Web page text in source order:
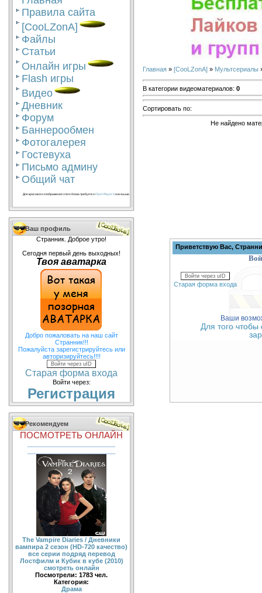
Правила сайта
[CooLZonA]
Файлы
Статьи
Онлайн игры
Flash игры
Видео
Дневник
Форум
Баннерообмен
Фотогалерея
Гостевуха
Письмо админу
Общий чат
Для красивого отображения этого блока требуетсяFlash Player 9или выше.
Ваш профиль
Странник. Доброе утро!
Сегодня первый день выходных!
Твоя аватарка
Добро пожаловать на наш сайт
Странник!!!
Пожалуйста зарегистрируйтесь или
авторизируйтесь!!!!
Войти через uID
Старая форма входа
Войти через:
Регистрация
Рекомендуем
ПОСМОТРЕТЬ ОНЛАЙН
The Vampire Diaries / Дневники
вампира 2 сезон (HD-720 качество)
все серии подряд перевод
Лостфилм и Кубик в кубе (2010)
смотреть онлайн
Посмотрели: 1783 чел.
Категория:
Драма
Главная » [CooLZonA] » Мультсериалы
В категории видеоматериалов: 0
Сортировать по:
Не найдено
Приветствую Вас,
Войти через uID
Старая форма входа
Ваши
Для того